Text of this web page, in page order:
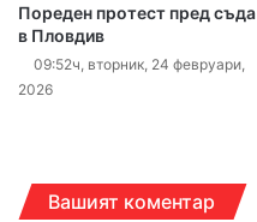
Пореден протест пред съда
в Пловдив
09:52ч, вторник, 24 февруари,
2026
Вашият коментар